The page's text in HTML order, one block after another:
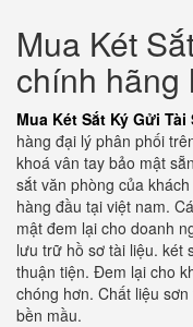
Mua Két
chính hãng
Mua Két Sắt Ký Gửi
hàng đại lý phân phối
khoá vân tay bảo mật
sắt văn phòng của
hàng đầu tại việt nam.
mật đem lại cho doanh
lưu trữ hồ sơ tài liệu. két
thuận tiện. Đem lại cho
chóng hơn. Chất liệu
bền mầu.